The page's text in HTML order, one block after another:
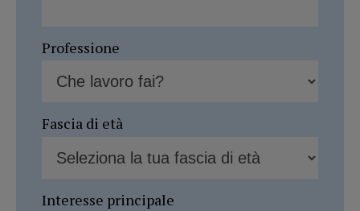
Professione
Fascia di età
Interesse principale